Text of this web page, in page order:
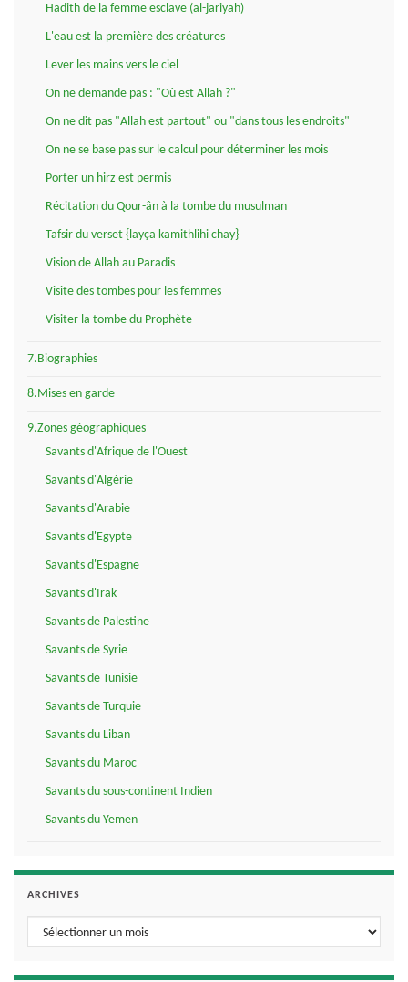
Hadith de la femme esclave (al-jariyah)
L'eau est la première des créatures
Lever les mains vers le ciel
On ne demande pas : "Où est Allah ?"
On ne dit pas "Allah est partout" ou "dans tous les endroits"
On ne se base pas sur le calcul pour déterminer les mois
Porter un hirz est permis
Récitation du Qour-ân à la tombe du musulman
Tafsir du verset {layça kamithlihi chay}
Vision de Allah au Paradis
Visite des tombes pour les femmes
Visiter la tombe du Prophète
7.Biographies
8.Mises en garde
9.Zones géographiques
Savants d'Afrique de l'Ouest
Savants d'Algérie
Savants d'Arabie
Savants d'Egypte
Savants d'Espagne
Savants d'Irak
Savants de Palestine
Savants de Syrie
Savants de Tunisie
Savants de Turquie
Savants du Liban
Savants du Maroc
Savants du sous-continent Indien
Savants du Yemen
ARCHIVES
Archives